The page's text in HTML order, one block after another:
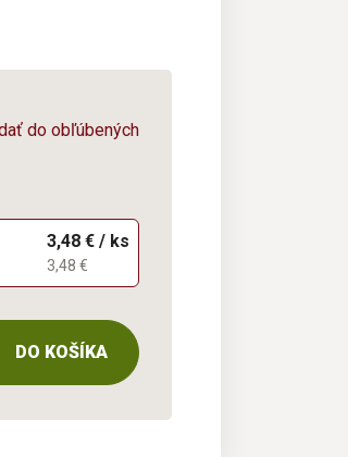
do obľúbených
3,48 € / ks
3,48 €
DO KOŠÍKA